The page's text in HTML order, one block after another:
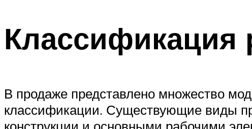
Классификация
В продаже представлено множество
классификации. Существующие виды